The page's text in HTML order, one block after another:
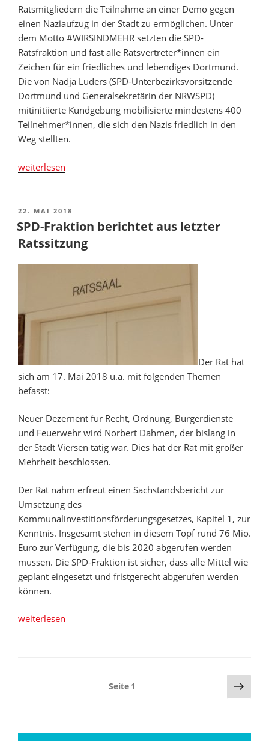
Ratsmitgliedern die Teilnahme an einer Demo gegen
einen Naziaufzug in der Stadt zu ermöglichen. Unter
dem Motto #WIRSINDMEHR setzten die SPD-
Ratsfraktion und fast alle Ratsvertreter*innen ein
Zeichen für ein friedliches und lebendiges Dortmund.
Die von Nadja Lüders (SPD-Unterbezirksvorsitzende
Dortmund und Generalsekretärin der NRWSPD)
mitinitiierte Kundgebung mobilisierte mindestens 400
Teilnehmer*innen, die sich den Nazis friedlich in den
Weg stellten.
„Rat
geschlossen
an
Demo
Nazis
weiterlesen
VERÖFFENTLICHT
AM
22. MAI 2018
SPD-Fraktion berichtet aus letzter
Ratssitzung
Der Rat hat
sich am 17. Mai 2018 u.a. mit folgenden Themen
befasst:
Neuer Dezernent für Recht, Ordnung, Bürgerdienste
und Feuerwehr wird Norbert Dahmen, der bislang in
der Stadt Viersen tätig war. Dies hat der Rat mit großer
Mehrheit beschlossen.
Der Rat nahm erfreut einen Sachstandsbericht zur
Umsetzung des
Kommunalinvestitionsförderungsgesetzes, Kapitel 1, zur
Kenntnis. Insgesamt stehen in diesem Topf rund 76 Mio.
Euro zur Verfügung, die bis 2020 abgerufen werden
müssen. Die SPD-Fraktion ist sicher, dass alle Mittel wie
geplant eingesetzt und fristgerecht abgerufen werden
können.
„SPD-
weiterlesen
Seitennummerierung
Seite 1
Seite